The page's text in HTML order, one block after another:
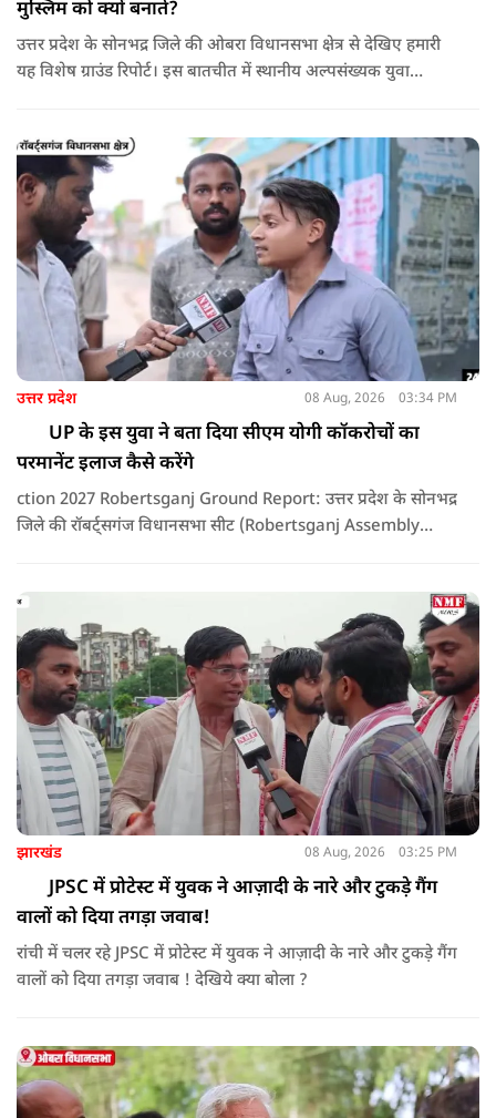
मुस्लिम को क्यों बनाते?
उत्तर प्रदेश के सोनभद्र जिले की ओबरा विधानसभा क्षेत्र से देखिए हमारी
यह विशेष ग्राउंड रिपोर्ट। इस बातचीत में स्थानीय अल्पसंख्यक युवा
उत्तर प्रदेश 08 Aug, 2026 03:34 PM
UP के इस युवा ने बता दिया सीएम योगी कॉकरोचों का
परमानेंट इलाज कैसे करेंगे
ction 2027 Robertsganj Ground Report: उत्तर प्रदेश के सोनभद्र
जिले की रॉबर्ट्सगंज विधानसभा सीट (Robertsganj Assembly
स्थानीय युवाओं से उनकी राय जानी। क्या क्षेत्र में मुख्यमंत्री योगी
आदित्यनाथ (CM Yogi Adityanath) के नेतृत्व वाली भाजपा सरकार
का विकास कार्य चल रहा है या फिर विपक्ष के दावों में दम है?
झारखंड 08 Aug, 2026 03:25 PM
JPSC में प्रोटेस्ट में युवक ने आज़ादी के नारे और टुकड़े गैंग
वालों को दिया तगड़ा जवाब!
रांची में चलर रहे JPSC में प्रोटेस्ट में युवक ने आज़ादी के नारे और टुकड़े गैंग
वालों को दिया तगड़ा जवाब ! देखिये क्या बोला ?